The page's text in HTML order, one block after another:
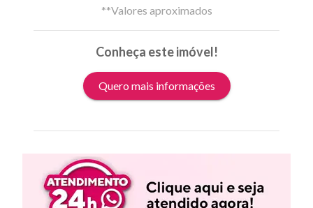
**Valores aproximados
Conheça este imóvel!
Quero mais informações